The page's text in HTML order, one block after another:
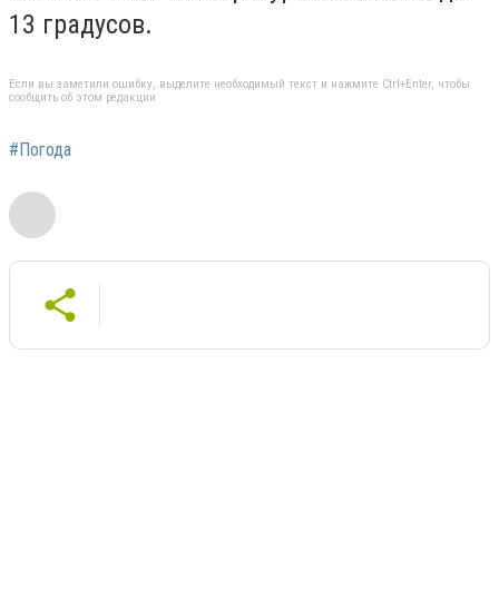
13 градусов.
Если вы заметили ошибку, выделите необходимый текст и нажмите Ctrl+Enter, чтобы
сообщить об этом редакции
#Погода